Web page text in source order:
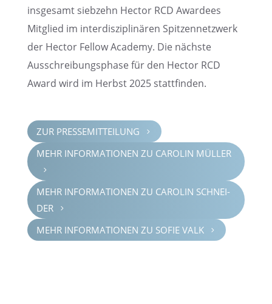
insge­samt siebzehn Hector RCD Awardees
Mitglied im inter­dis­zi­pli­nä­ren Spitzen­netz­werk
der Hector Fellow Academy. Die nächste
Ausschrei­bungs­phase für den Hector RCD
Award wird im Herbst 2025 stattfinden.
ZUR PRESSE­MIT­TEI­LUNG 5
MEHR INFOR­MA­TIO­NEN ZU CAROLIN MÜLLER
5
MEHR INFOR­MA­TIO­NEN ZU CAROLIN SCHNEI­
DER
5
MEHR INFOR­MA­TIO­NEN ZU SOFIE VALK 5